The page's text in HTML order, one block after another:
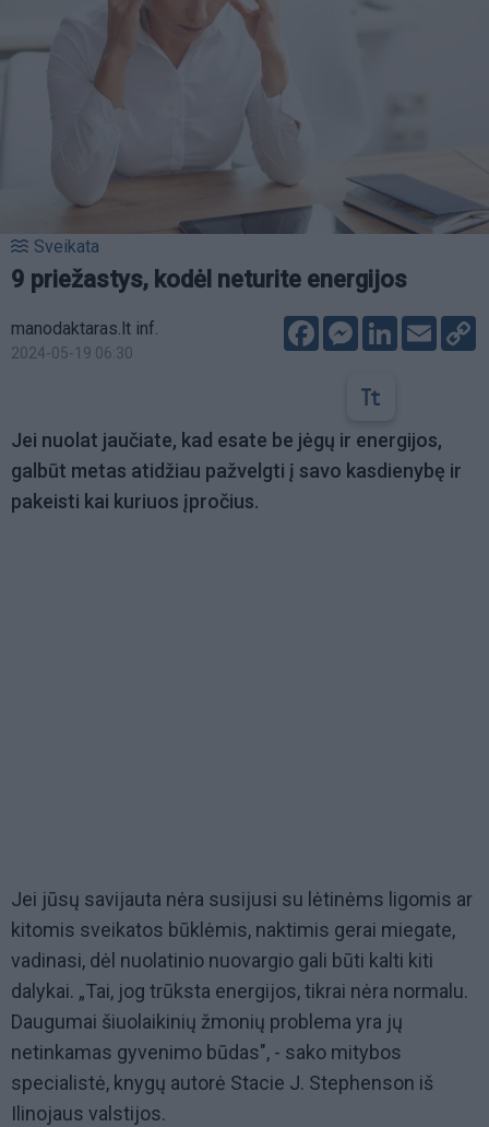
Sveikata
9 priežastys, kodėl neturite energijos
manodaktaras.lt inf.
2024-05-19 06:30
FacebookMessenger
LinkedIn
Email
Jei nuolat jaučiate, kad esate be jėgų ir energijos,
galbūt metas atidžiau pažvelgti į savo kasdienybę ir
pakeisti kai kuriuos įpročius.
Jei jūsų savijauta nėra susijusi su lėtinėms ligomis ar
kitomis sveikatos būklėmis, naktimis gerai miegate,
vadinasi, dėl nuolatinio nuovargio gali būti kalti kiti
dalykai. „Tai, jog trūksta energijos, tikrai nėra normalu.
Daugumai šiuolaikinių žmonių problema yra jų
netinkamas gyvenimo būdas", - sako mitybos
specialistė, knygų autorė Stacie J. Stephenson iš
Ilinojaus valstijos.